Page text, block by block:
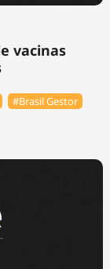
vacinas
#Brasil Gestor